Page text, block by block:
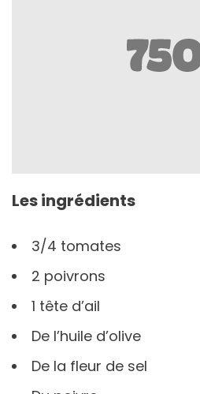
Les ingrédients
3/4 tomates
2 poivrons
1 tête d’ail
De l’huile d’olive
De la fleur de sel